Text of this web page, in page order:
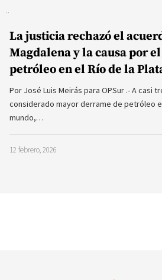
La justicia rechazó el
Magdalena y la causa por
petróleo en el Río de la
Por José Luis Meirás para OPSur .- A casi
considerado mayor derrame de petróleo
mundo,…
12 febrero, 2026